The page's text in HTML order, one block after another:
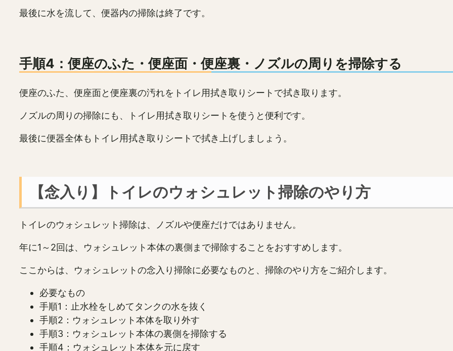
最後に水を流して、便器内の掃除は終了です。
手順4：便座のふた・便座面・便座裏・ノズルの周りを掃除する
便座のふた、便座面と便座裏の汚れをトイレ用拭き取りシートで拭き取ります。
ノズルの周りの掃除にも、トイレ用拭き取りシートを使うと便利です。
最後に便器全体もトイレ用拭き取りシートで拭き上げしましょう。
【念入り】トイレのウォシュレット掃除のやり方
トイレのウォシュレット掃除は、ノズルや便座だけではありません。
年に1～2回は、ウォシュレット本体の裏側まで掃除することをおすすめします。
ここからは、ウォシュレットの念入り掃除に必要なものと、掃除のやり方をご紹介します。
必要なもの
手順1：止水栓をしめてタンクの水を抜く
手順2：ウォシュレット本体を取り外す
手順3：ウォシュレット本体の裏側を掃除する
手順4：ウォシュレット本体を元に戻す